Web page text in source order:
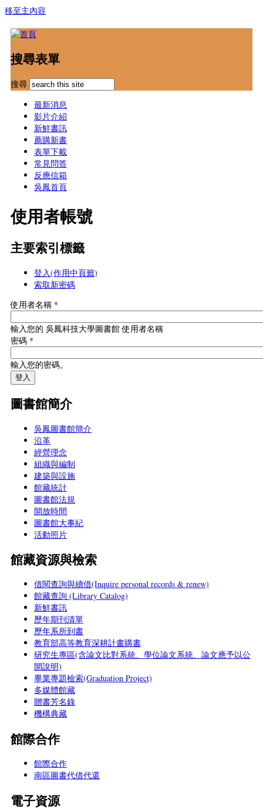
移至主內容
搜尋表單
搜尋
最新消息
影片介紹
新鮮書訊
薦購新書
表單下載
常見問答
反應信箱
吳鳳首頁
使用者帳號
主要索引標籤
登入(作用中頁籤)
索取新密碼
使用者名稱 *
輸入您的 吳鳳科技大學圖書館 使用者名稱
密碼 *
輸入您的密碼。
圖書館簡介
吳鳳圖書館簡介
沿革
經營理念
組織與編制
建築與設施
館藏統計
圖書館法規
開放時間
圖書館大事紀
活動照片
館藏資源與檢索
借閱查詢與續借(Inquire personal records & renew)
館藏查詢 (Library Catalog)
新鮮書訊
歷年期刊清單
歷年系所到書
教育部高等教育深耕計畫購書
研究生專區(含論文比對系統、學位論文系統、論文應予以公
開說明)
畢業專題檢索(Graduation Project)
多媒體館藏
贈書芳名錄
機構典藏
館際合作
館際合作
南區圖書代借代還
電子資源